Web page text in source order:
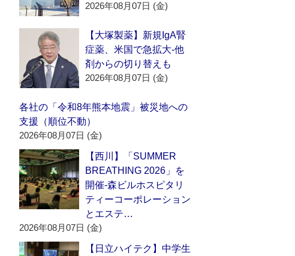
2026年08月07日 (金)
【大塚製薬】新規IgA腎
症薬、米国で急拡大‐他
剤からの切り替えも
2026年08月07日 (金)
各社の「令和8年熊本地震」被災地への
支援（順位不動）
2026年08月07日 (金)
【西川】「SUMMER
BREATHING 2026」を
開催‐森ビルホスピタリ
ティーコーポレーション
とエステ…
2026年08月07日 (金)
【日立ハイテク】中学生